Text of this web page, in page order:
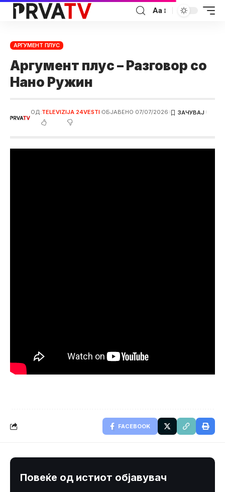
Аа
АРГУМЕНТ ПЛУС
Аргумент плус – Разговор со
Нано Ружин
ОД:TELEVIZIJA 24VESTI ОБЈАВЕНО 07/07/2026
FACEBOOK
Повеќе од истиот објавувач